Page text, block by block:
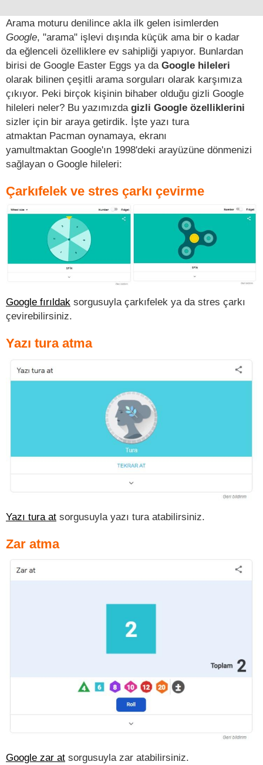
Arama moturu denilince akla ilk gelen isimlerden
Google, "arama" işlevi dışında küçük ama bir o kadar
da eğlenceli özelliklere ev sahipliği yapıyor. Bunlardan
birisi de Google Easter Eggs ya da Google hileleri
olarak bilinen çeşitli arama sorguları olarak karşımıza
çıkıyor. Peki birçok kişinin bihaber olduğu gizli Google
hileleri neler? Bu yazımızda gizli Google özelliklerini
sizler için bir araya getirdik. İşte yazı tura
atmaktan Pacman oynamaya, ekranı
yamultmaktan Google'ın 1998'deki arayüzüne dönmenizi
sağlayan o Google hileleri:
Çarkıfelek ve stres çarkı çevirme
Google fırıldak sorgusuyla çarkıfelek ya da stres çarkı
çevirebilirsiniz.
Yazı tura atma
Yazı tura at sorgusuyla yazı tura atabilirsiniz.
Zar atma
Google zar at sorgusuyla zar atabilirsiniz.